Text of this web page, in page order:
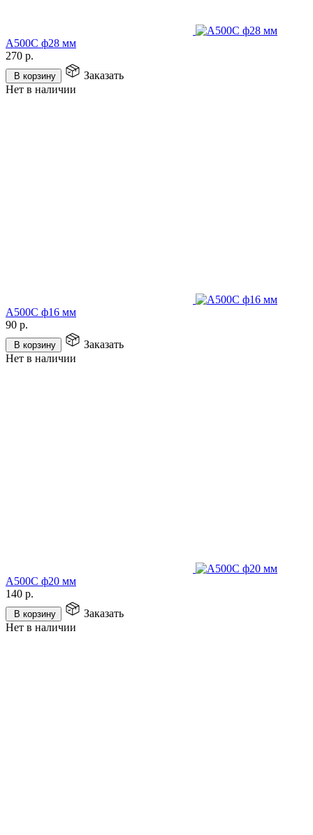
А500С ф28 мм
270 р.
В корзину
Заказать
Нет в наличии
А500С ф16 мм
90 р.
В корзину
Заказать
Нет в наличии
А500С ф20 мм
140 р.
В корзину
Заказать
Нет в наличии